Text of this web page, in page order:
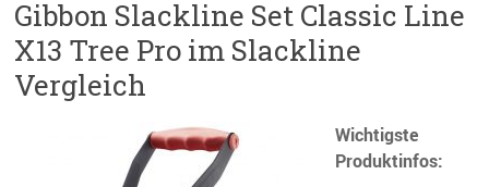
Gibbon Slackline Set Classic Line
X13 Tree Pro im Slackline
Vergleich
Wichtigste
Produktinfos: